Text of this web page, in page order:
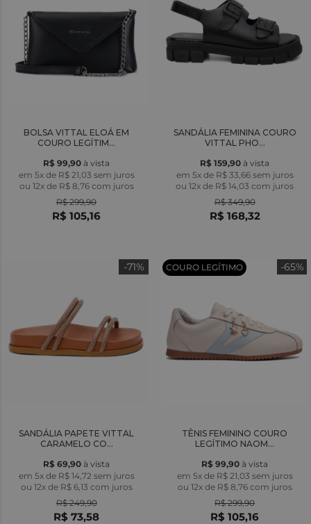
BOLSA VITTAL ELOÁ EM
COURO LEGÍTIM...
R$ 299,90
R$ 105,16
em 5x de R$ 21,03 sem juros
ou 12x de R$ 8,76 com juros
R$ 99,90 à vista
SANDÁLIA FEMININA COURO
VITTAL PHO...
R$ 349,90
R$ 168,32
em 5x de R$ 33,66 sem juros
ou 12x de R$ 14,03 com juros
R$ 159,90 à vista
-71%
SANDÁLIA PAPETE VITTAL
CARAMELO CO...
R$ 249,90
R$ 73,58
em 5x de R$ 14,72 sem juros
ou 12x de R$ 6,13 com juros
R$ 69,90 à vista
-65%
COURO LEGÍTIMO
TÊNIS FEMININO COURO
LEGÍTIMO NAOM...
R$ 299,90
R$ 105,16
em 5x de R$ 21,03 sem juros
ou 12x de R$ 8,76 com juros
R$ 99,90 à vista